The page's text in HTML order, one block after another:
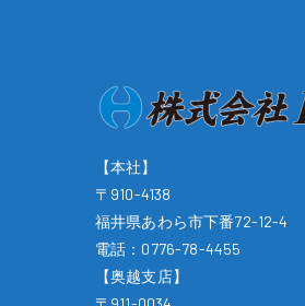
【本社】
〒910-4138
福井県あわら市下番72-12-4
電話： 0776-78-4455
【奥越支店】